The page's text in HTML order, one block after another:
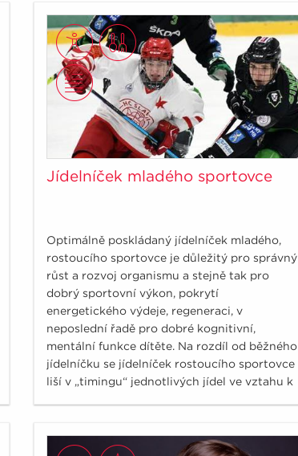
Jídelníček mladého sportovce
Optimálně poskládaný jídelníček mladého,
rostoucího sportovce je důležitý pro správný
růst a rozvoj organismu a stejně tak pro
dobrý sportovní výkon, pokrytí
energetického výdeje, regeneraci, v
neposlední řadě pro dobré kognitivní,
mentální funkce dítěte. Na rozdíl od běžného
jídelníčku se jídelníček rostoucího sportovce
liší v „timingu“ jednotlivých jídel ve vztahu k